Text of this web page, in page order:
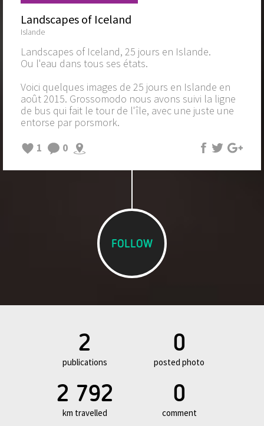
Landscapes of Iceland
Islande
Landscapes of Iceland, 25 jours en Islande.
Ou l'eau dans tous ses états.
Voici quelques images de 25 jours en Islande en
août 2015. Grossomodo nous avons suivi la ligne
de bus qui fait le tour de l'île, avec une juste une
entorse par porsmork.
1
0
FOLLOW
2
publications
0
posted photo
2 792
km travelled
0
comment